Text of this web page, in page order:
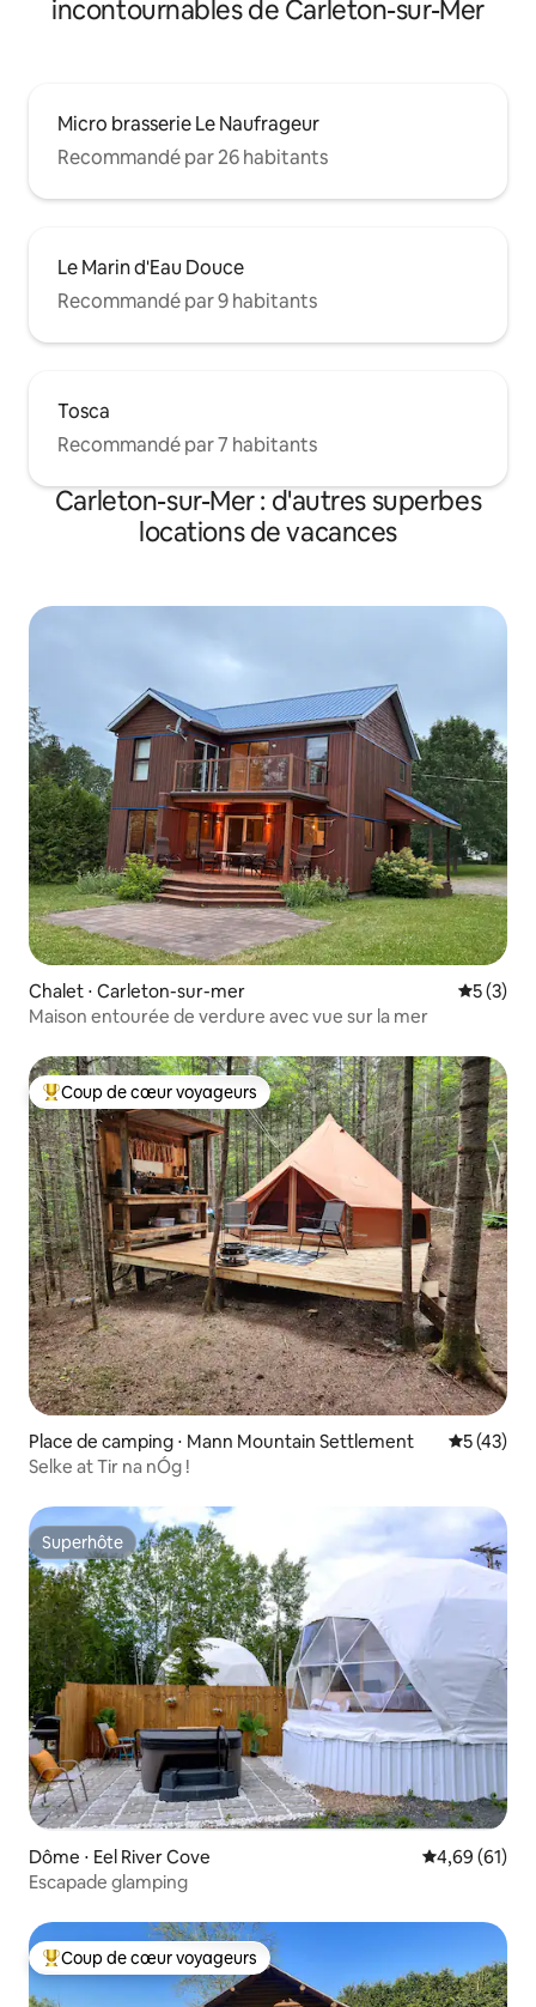
incontournables de Carleton-sur-Mer
Micro brasserie Le Naufrageur
Recommandé par 26 habitants
Le Marin d'Eau Douce
Recommandé par 9 habitants
Tosca
Recommandé par 7 habitants
Carleton-sur-Mer : d'autres superbes
locations de vacances
Chalet ⋅ Carleton-sur-mer
5 (3)
Maison entourée de verdure avec vue sur la mer
Coups de cœur voyageurs les plus appréciés
Coup de cœur voyageurs
Place de camping ⋅ Mann Mountain Settlement
5 (43)
Selke at Tir na nÓg !
Superhôte
Superhôte
Dôme ⋅ Eel River Cove Évaluation
4,69 (61)
Escapade glamping
Coups de cœur voyageurs les plus appréciés
Coup de cœur voyageurs